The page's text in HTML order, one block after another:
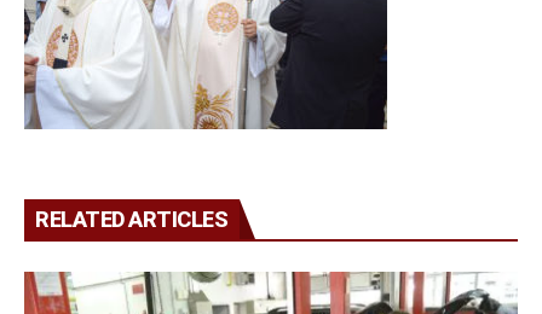
RELATED ARTICLES